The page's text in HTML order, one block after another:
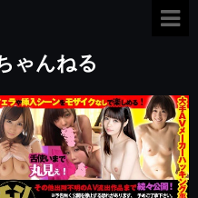
ゃんねる